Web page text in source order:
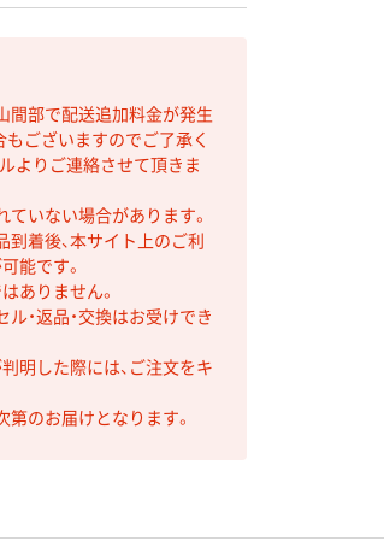
間部で配送追加料金が発生
もございますのでご了承く
よりご連絡させて頂きま
ていない場合があります。
到着後、本サイト上のご利
能です。
ありません。
・返品・交換はお受けでき
明した際には、ご注文をキ
第のお届けとなります。